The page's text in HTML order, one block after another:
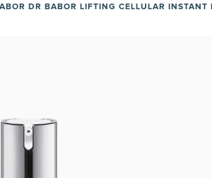
DR BABOR LIFTING CELLULAR INSTANT